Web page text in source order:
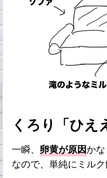
くろり「ひえ
一瞬、卵黄が原因か
なので、単純にミル